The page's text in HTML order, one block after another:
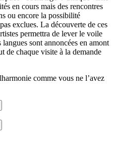
en cours mais des rencontres
ou encore la possibilité
exclues. La découverte de ces
permettra de lever le voile
sont annoncées en amont
de chaque visite à la demande
comme vous ne l’avez